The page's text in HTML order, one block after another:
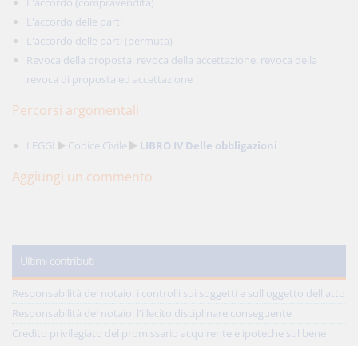
L'accordo delle parti
L'accordo delle parti (permuta)
Revoca della proposta, revoca della accettazione, revoca della
revoca di proposta ed accettazione
Percorsi argomentali
LEGGI Codice Civile LIBRO IV Delle obbligazioni
Aggiungi un commento
Ultimi contributi
Responsabilità del notaio: i controlli sui soggetti e sull'oggetto dell'atto
Responsabilità del notaio: l'illecito disciplinare conseguente
Credito privilegiato del promissario acquirente e ipoteche sul bene